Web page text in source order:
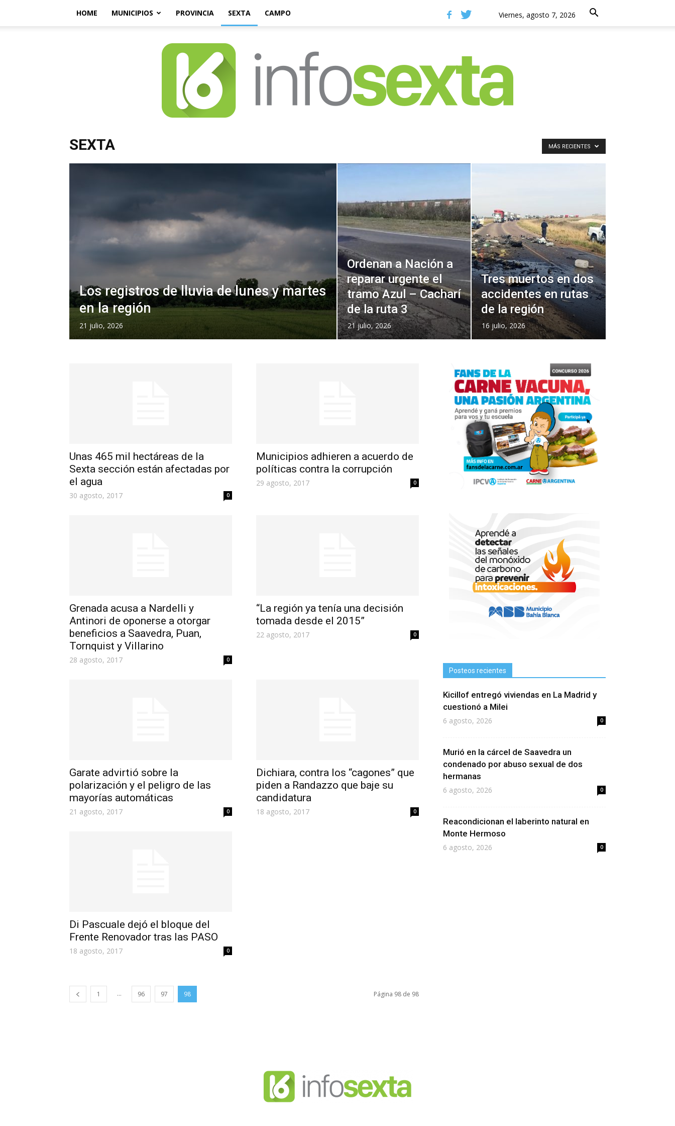
HOME MUNICIPIOS PROVINCIA SEXTA CAMPO Viernes, agosto 7, 2026
SEXTA MÁS RECIENTES
Los registros de lluvia de lunes y martes
en la región
21 julio, 2026
Ordenan a Nación a
reparar urgente el
tramo Azul – Cacharí
de la ruta 3
21 julio, 2026
Tres muertos en dos
accidentes en rutas
de la región
16 julio, 2026
Unas 465 mil hectáreas de la
Sexta sección están afectadas por
el agua
30 agosto, 2017 0
Municipios adhieren a acuerdo de
políticas contra la corrupción
29 agosto, 2017 0
Grenada acusa a Nardelli y
Antinori de oponerse a otorgar
beneficios a Saavedra, Puan,
Tornquist y Villarino
28 agosto, 2017 0
“La región ya tenía una decisión
tomada desde el 2015”
22 agosto, 2017 0
Garate advirtió sobre la
polarización y el peligro de las
mayorías automáticas
21 agosto, 2017 0
Dichiara, contra los “cagones” que
piden a Randazzo que baje su
candidatura
18 agosto, 2017 0
Di Pascuale dejó el bloque del
Frente Renovador tras las PASO
18 agosto, 2017 0
1 ... 96 97 98 Página 98 de 98
Posteos recientes
Kicillof entregó viviendas en La Madrid y
cuestionó a Milei
6 agosto, 2026 0
Murió en la cárcel de Saavedra un
condenado por abuso sexual de dos
hermanas
6 agosto, 2026 0
Reacondicionan el laberinto natural en
Monte Hermoso
6 agosto, 2026 0